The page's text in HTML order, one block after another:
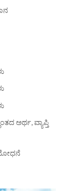
ಅರ್ಥ, ವ್ಯಾಪ್ತಿ